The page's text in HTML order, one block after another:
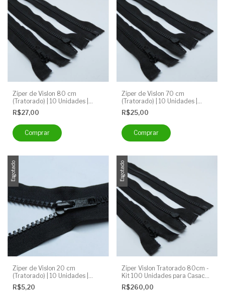
Zíper de Vislon 80 cm
(Tratorado) | 10 Unidades |
Ideal para Jaquetas e Mochilas |
Cor: Preto
R$27,00
Zíper de Vislon 70 cm
(Tratorado) | 10 Unidades |
Ideal para Jaquetas e Mochilas |
Cor: Preto
R$25,00
Esgotado
Zíper de Vislon 20 cm
(Tratorado) | 10 Unidades |
Ideal para Bolsas | Cor: Preto
R$5,20
Esgotado
Zíper Vislon Tratorado 80cm -
Kit 100 Unidades para Casacos
e Jaquetas | Cor: Preto
R$260,00